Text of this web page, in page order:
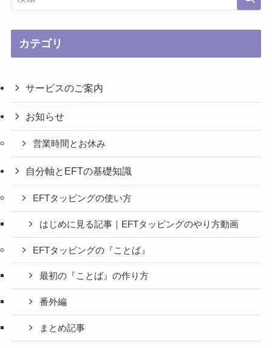
カテゴリ
サービスのご案内
お知らせ
営業時間とお休み
自分軸とEFTの基礎知識
EFTタッピングの使い方
はじめに見る記事｜EFTタッピングのやり方動画
EFTタッピングの『ことば』
最初の『ことば』の作り方
番外編
まとめ記事